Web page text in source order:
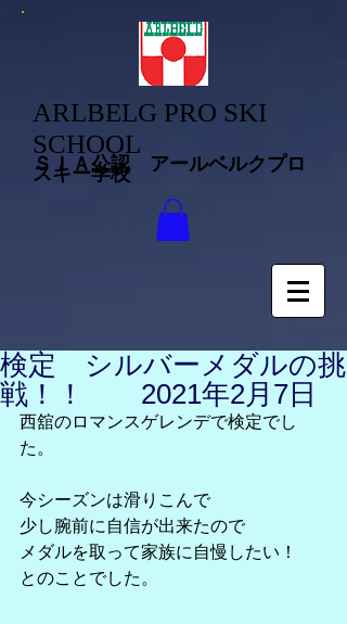
ARLBELG PRO SKI
SCHOOL
ＳＩＡ公認 アールベルクプロ
スキー学校
検定 シルバーメダルの挑
戦！！ 2021年2月7日
西舘のロマンスゲレンデで検定でし
た。
今シーズンは滑りこんで
少し腕前に自信が出来たので
メダルを取って家族に自慢したい！
とのことでした。